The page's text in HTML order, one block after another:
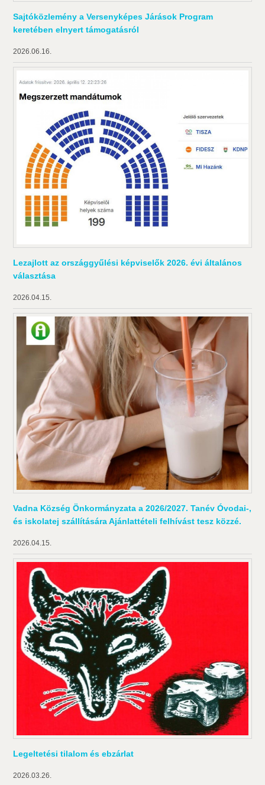
Sajtóközlemény a Versenyképes Járások Program
keretében elnyert támogatásról
2026.06.16.
Lezajlott az országgyűlési képviselők 2026. évi általános
választása
2026.04.15.
Vadna Község Önkormányzata a 2026/2027. Tanév Óvodai-,
és iskolatej szállítására Ajánlattételi felhívást tesz közzé.
2026.04.15.
Legeltetési tilalom és ebzárlat
2026.03.26.